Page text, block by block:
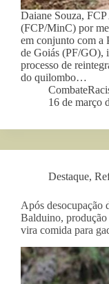
Daiane Souza,
(FCP/MinC) por
em conjunto com a
de Goiás (PF/GO),
processo de
do quilombo…
16 de março
Destaque,
Após desocupação
Balduino,
vira comida para